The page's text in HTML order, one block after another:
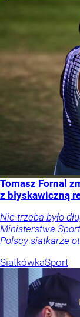
Tomasz Fornal
z błyskawiczną
Nie trzeba było
Ministerstwa
Polscy siatkarze
SiatkówkaSport